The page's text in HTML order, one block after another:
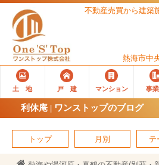
不動産売買から建築
熱海市中
土 地 戸 建 マンション 事
利休庵 | ワンストップのブログ
トップ 月別 テ